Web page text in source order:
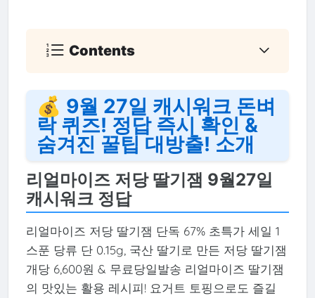
Contents
💰 9월 27일 캐시워크 돈벼
락 퀴즈! 정답 즉시 확인 &
숨겨진 꿀팁 대방출! 소개
리얼마이즈 저당 딸기잼 9월27일
캐시워크 정답
리얼마이즈 저당 딸기잼 단독 67% 초특가 세일 1
스푼 당류 단 0.15g, 국산 딸기로 만든 저당 딸기잼
개당 6,600원 & 무료당일발송 리얼마이즈 딸기잼
의 맛있는 활용 레시피! 요거트 토핑으로도 즐길